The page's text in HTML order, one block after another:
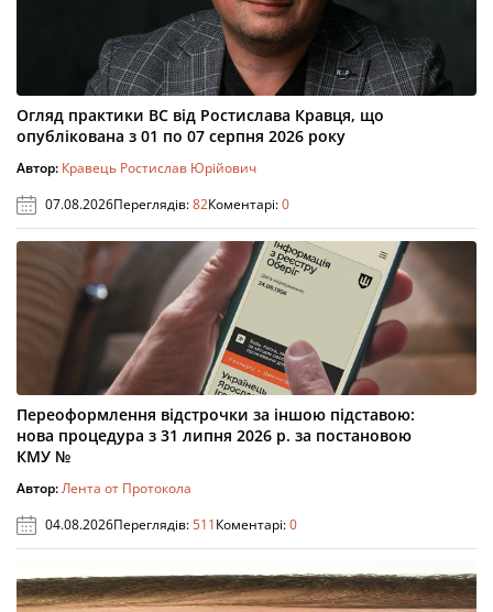
Огляд практики ВС від Ростислава Кравця, що
опублікована з 01 по 07 серпня 2026 року
Автор: Кравець Ростислав Юрійович
07.08.2026Переглядів:82Коментарі:0
Переоформлення відстрочки за іншою підставою:
нова процедура з 31 липня 2026 р. за постановою
КМУ №
Автор:Лента от Протокола
04.08.2026Переглядів:511Коментарі:0